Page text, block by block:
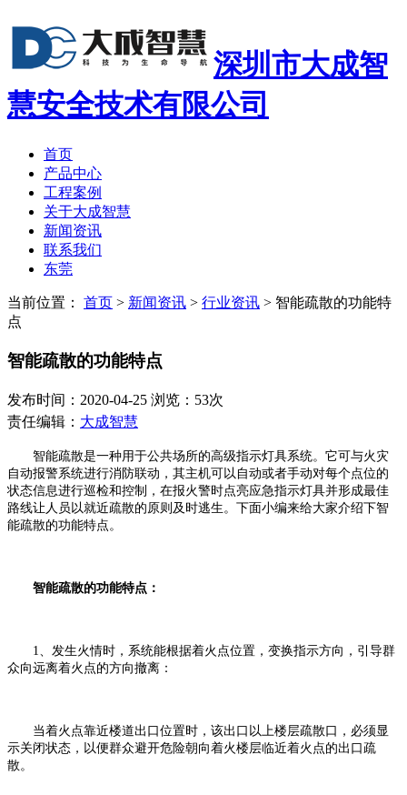
深圳市大成智
慧安全技术有限公司
首页
产品中心
工程案例
关于大成智慧
新闻资讯
联系我们
东莞
当前位置： 首页 > 新闻资讯 > 行业资讯 > 智能疏散的功能特
点
智能疏散的功能特点
发布时间：2020-04-25 浏览：53次
责任编辑： 大成智慧
智能疏散是一种用于公共场所的高级指示灯具系统。它可与火灾
自动报警系统进行消防联动，其主机可以自动或者手动对每个点位的
状态信息进行巡检和控制，在报火警时点亮应急指示灯具并形成最佳
路线让人员以就近疏散的原则及时逃生。下面小编来给大家介绍下智
能疏散的功能特点。
智能疏散的功能特点：
1、发生火情时，系统能根据着火点位置，变换指示方向，引导群
众向远离着火点的方向撤离：
当着火点靠近楼道出口位置时，该出口以上楼层疏散口，必须显
示关闭状态，以便群众避开危险朝向着火楼层临近着火点的出口疏
散。